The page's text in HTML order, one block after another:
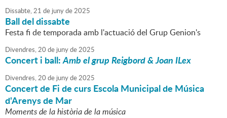
Dissabte,21 de junyde2025
Ball del dissabte
Festa fi de temporada amb l'actuació del Grup Genion's
Divendres,20 de junyde2025
Concert i ball:Amb el grup Reigbord & Joan ILex
Divendres,20 de junyde2025
Concert de Fi de curs Escola Municipal de Música
d'Arenys de Mar
Moments de la història de la música